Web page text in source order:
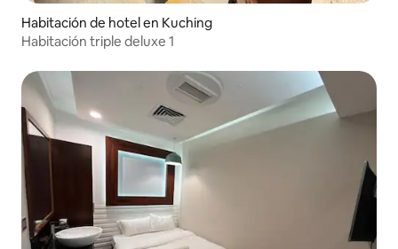
Habitación de hotel en Kuching
Habitación triple deluxe 1